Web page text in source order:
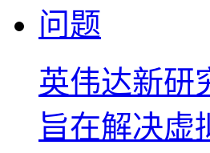
英伟达新研
旨在解决虚